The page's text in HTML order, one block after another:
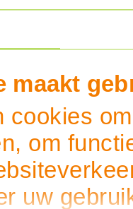
maakt
cookies
om
uw